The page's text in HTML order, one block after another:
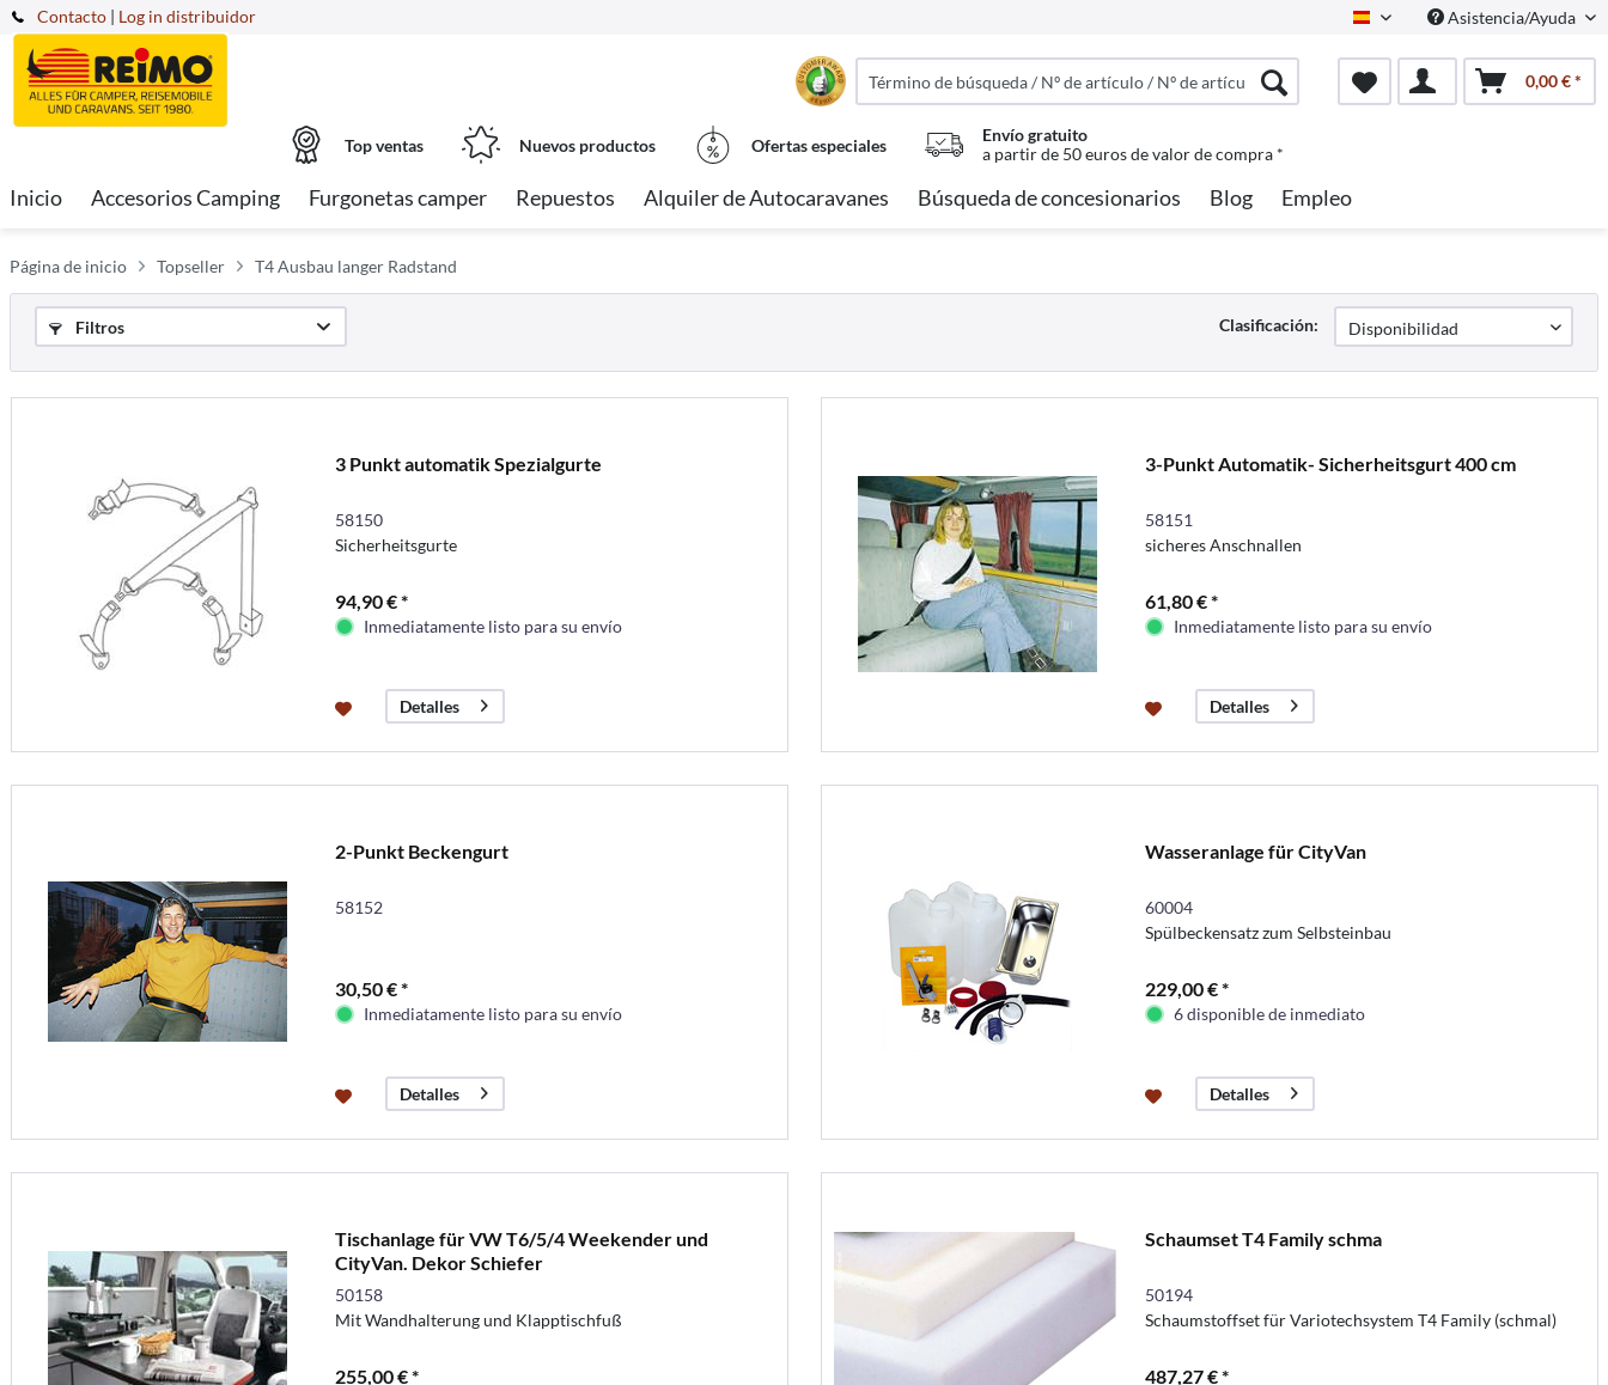
Contacto Spanisch Asistencia/Ayuda
| Log in distribuidor
0,00 € *
Top ventas Nuevos productos Ofertas especiales
Envío gratuito
a partir de 50 euros de valor de compra *
Inicio Accesorios Camping Furgonetas camper Repuestos Alquiler de Autocaravanes Búsqueda de concesionarios Blog Empleo
Página de inicio Topseller T4 Ausbau langer Radstand
Filtros Clasificación:
3 Punkt automatik Spezialgurte
58150
Sicherheitsgurte
94,90 € *
Inmediatamente listo para su envío
Detalles
3-Punkt Automatik- Sicherheitsgurt 400 cm
58151
sicheres Anschnallen
61,80 € *
Inmediatamente listo para su envío
Detalles
2-Punkt Beckengurt
58152
30,50 € *
Inmediatamente listo para su envío
Detalles
Wasseranlage für CityVan
60004
Spülbeckensatz zum Selbsteinbau
229,00 € *
6 disponible de inmediato
Detalles
Tischanlage für VW T6/5/4 Weekender und
CityVan. Dekor Schiefer
50158
Mit Wandhalterung und Klapptischfuß
255,00 € *
Schaumset T4 Family schma
50194
Schaumstoffset für Variotechsystem T4 Family (schmal)
487,27 € *